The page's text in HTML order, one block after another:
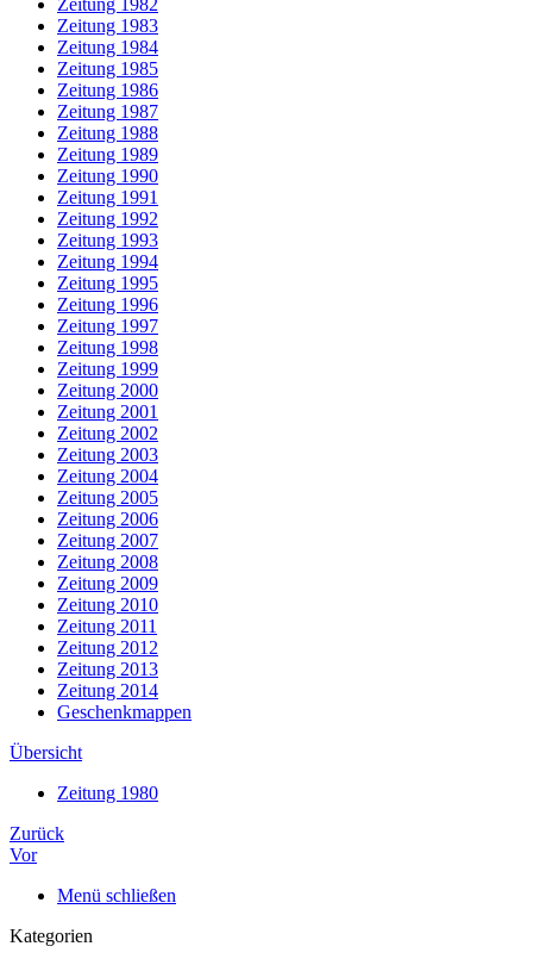
Zeitung 1982
Zeitung 1983
Zeitung 1984
Zeitung 1985
Zeitung 1986
Zeitung 1987
Zeitung 1988
Zeitung 1989
Zeitung 1990
Zeitung 1991
Zeitung 1992
Zeitung 1993
Zeitung 1994
Zeitung 1995
Zeitung 1996
Zeitung 1997
Zeitung 1998
Zeitung 1999
Zeitung 2000
Zeitung 2001
Zeitung 2002
Zeitung 2003
Zeitung 2004
Zeitung 2005
Zeitung 2006
Zeitung 2007
Zeitung 2008
Zeitung 2009
Zeitung 2010
Zeitung 2011
Zeitung 2012
Zeitung 2013
Zeitung 2014
Geschenkmappen
Übersicht
Zeitung 1980
Zurück
Vor
Menü schließen
Kategorien